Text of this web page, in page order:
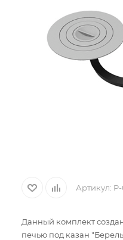
Артикул:
Данный комплект
печью под казан